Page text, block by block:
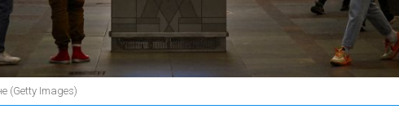
(Getty Images)